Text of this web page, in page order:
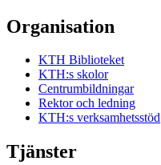
Organisation
KTH Biblioteket
KTH:s skolor
Centrumbildningar
Rektor och ledning
KTH:s verksamhetsstöd
Tjänster